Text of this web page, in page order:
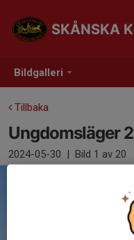
Bildgalleri
SKÅNSKA
Tillbaka
Ungdomsläger
2024-05-30 | Bild 1 av 20